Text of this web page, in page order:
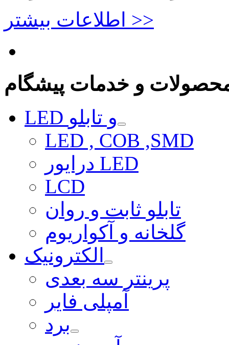
اطلاعات بیشتر >>
و خدمات پیشگام
LED و تابلو
LED , COB ,SMD
درایور LED
LCD
تابلو ثابت و روان
گلخانه و آکواریوم
الکترونیک
پرینتر سه بعدی
آمپلی فایر
برد